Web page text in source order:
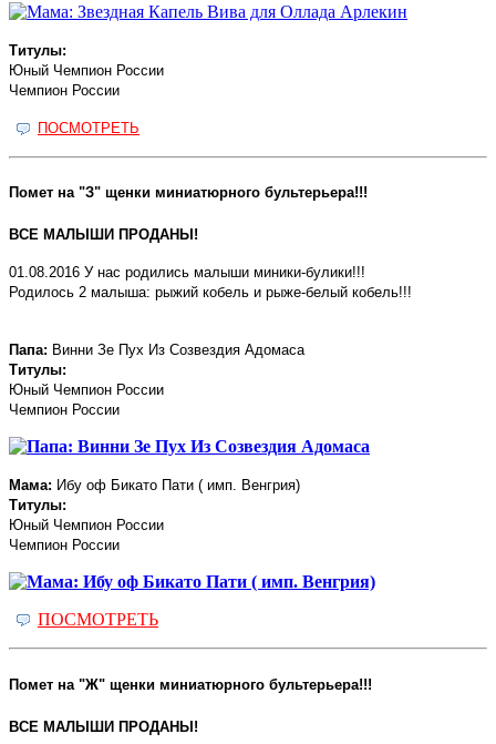
Титулы:
Юный Чемпион России
Чемпион России
ПОСМОТРЕТЬ
Помет на "З" щенки миниатюрного бультерьера!!!
ВСЕ МАЛЫШИ ПРОДАНЫ!
01.08.2016 У нас родились малыши миники-булики!!!
Родилось 2 малыша: рыжий кобель и рыже-белый кобель!!!
Папа: Винни Зе Пух Из Созвездия Адомаса
Титулы:
Юный Чемпион России
Чемпион России
Мама: Ибу оф Бикато Пати ( имп. Венгрия)
Титулы:
Юный Чемпион России
Чемпион России
ПОСМОТРЕТЬ
Помет на "Ж" щенки миниатюрного бультерьера!!!
ВСЕ МАЛЫШИ ПРОДАНЫ!